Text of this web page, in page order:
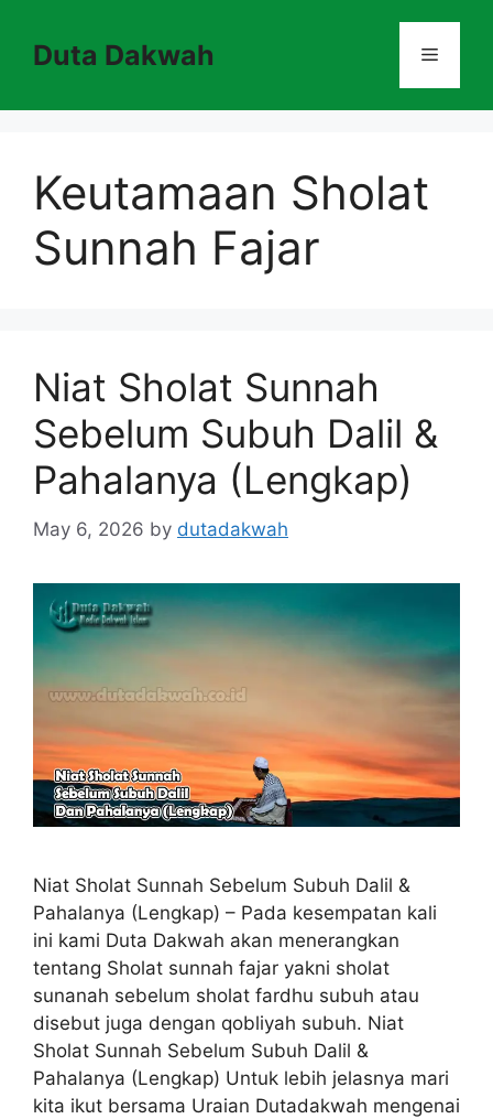
contentDuta Dakwah Menu
Keutamaan Sholat
Sunnah Fajar
Niat Sholat Sunnah
Sebelum Subuh Dalil &
Pahalanya (Lengkap)
May 6, 2026 by dutadakwah
Niat Sholat Sunnah Sebelum Subuh Dalil &
Pahalanya (Lengkap) – Pada kesempatan kali
ini kami Duta Dakwah akan menerangkan
tentang Sholat sunnah fajar yakni sholat
sunanah sebelum sholat fardhu subuh atau
disebut juga dengan qobliyah subuh. Niat
Sholat Sunnah Sebelum Subuh Dalil &
Pahalanya (Lengkap) Untuk lebih jelasnya mari
kita ikut bersama Uraian Dutadakwah mengenai